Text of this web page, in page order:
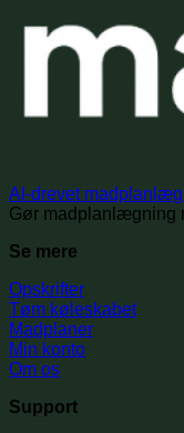
AI-drevet
Gør madplanlægning
Se mere
Opskrifter
Tøm køleskabet
Madplaner
Min konto
Om os
Support